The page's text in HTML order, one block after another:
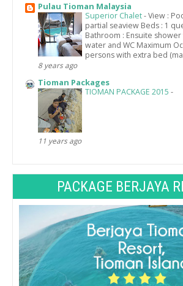
Pulau Tioman Malaysia
Superior Chalet-View :
partial seaview Beds : 1
Bathroom : Ensuite
water and WC Maximum
persons with extra bed
8 years ago
Tioman Packages
TIOMAN PACKAGE 2015 -
11 years ago
PACKAGE BERJAYA